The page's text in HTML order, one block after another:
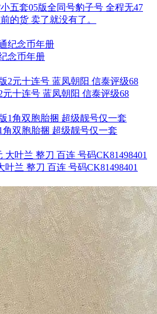
五套05版全同号豹子号 全程无47
的货 卖了就没有了。
念币年册
十连号 蓝凤朝阳 信泰评级68
角双胞胎捆 超级靓号仅一套
叶兰 整刀 百连 号码CK81498401